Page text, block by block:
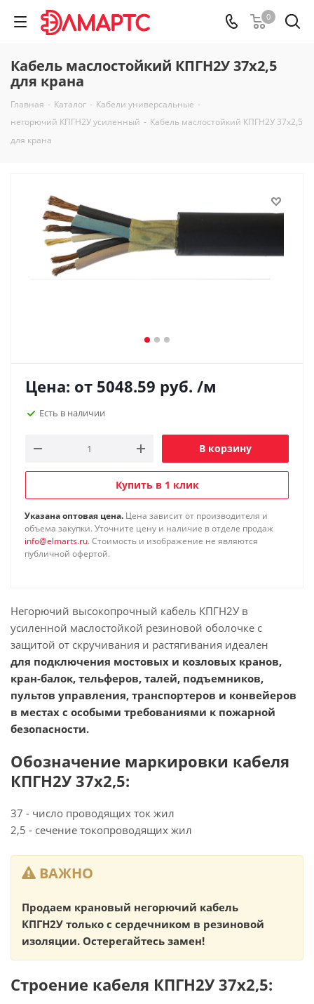
0
Кабель маслостойкий КПГН2У 37х2,5
для крана
Главная - Каталог - Кабели универсальные -
негорючий КПГН2У усиленный - Кабель маслостойкий КПГН2У 37х2,5
для крана
Цена: от 5048.59 руб. /м
Есть в наличии
В корзину
Купить в 1 клик
Указана оптовая цена. Цена зависит от производителя и
объема закупки. Уточните цену и наличие в отделе продаж
info@elmarts.ru. Стоимость и изображение не являются
публичной офертой.
Негорючий высокопрочный кабель КПГН2У в
усиленной маслостойкой резиновой оболочке с
защитой от скручивания и растягивания идеален
для подключения мостовых и козловых кранов,
кран-балок, тельферов, талей, подъемников,
пультов управления, транспортеров и конвейеров
в местах с особыми требованиями к пожарной
безопасности.
Обозначение маркировки кабеля
КПГН2У 37х2,5:
37 - число проводящих ток жил
2,5 - сечение токопроводящих жил
ВАЖНО
Продаем крановый негорючий кабель
КПГН2У только с сердечником в резиновой
изоляции. Остерегайтесь замен!
Строение кабеля КПГН2У 37х2,5: